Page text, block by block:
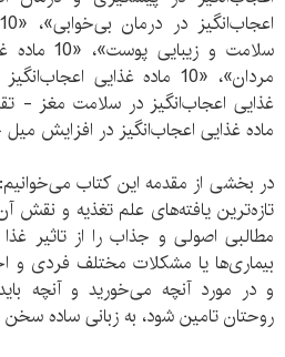
سلامت و
ماده غذایی اعجاب‌انگیز در افزایش
در بخشی از مقدمه این کتاب می‌خوانیم:
تازه‌ترین یافته‌های علم تغذیه و نقش
مطالبی اصولی و جذاب را از تاثیر
بیماری‌ها یا مشکلات مختلف فردی و
و در مورد آنچه می‌خورید و آنچه
روحتان تامین شود، به زبانی ساده سخن